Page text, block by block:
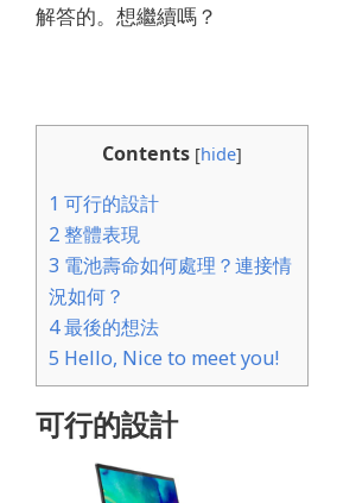
解答的。想繼續嗎？
Contents [hide]
1 可行的設計
2整體表現
3 電池壽命如何處理？連接情
況如何？
4最後的想法
5 Hello, Nice to meet you!
可行的設計